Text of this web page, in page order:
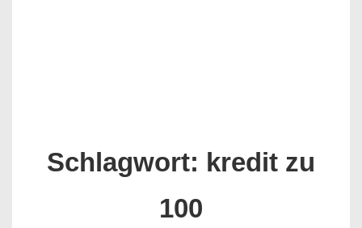
Schlagwort: kredit zu
100